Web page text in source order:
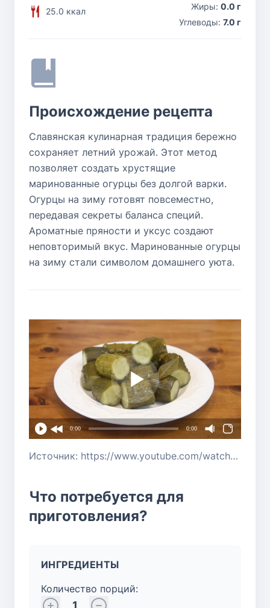
25.0 ккал
Жиры: 0.0 г
Углеводы: 7.0 г
Происхождение рецепта
Славянская кулинарная традиция бережно
сохраняет летний урожай. Этот метод
позволяет создать хрустящие
маринованные огурцы без долгой варки.
Огурцы на зиму готовят повсеместно,
передавая секреты баланса специй.
Ароматные пряности и уксус создают
неповторимый вкус. Маринованные огурцы
на зиму стали символом домашнего уюта.
0:00 0:00
Источник: https://www.youtube.com/watch?v=0d26mW9PREg
Что потребуется для
приготовления?
ИНГРЕДИЕНТЫ
Количество порций:
1